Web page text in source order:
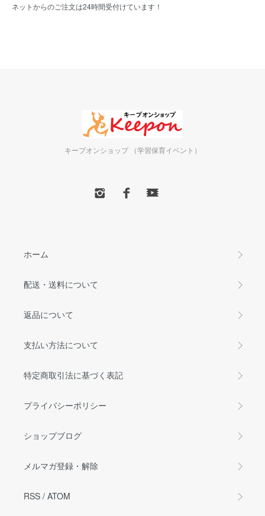
ネットからのご注文は24時間受付けています！
キープオンショップ （学習保育イベント）
ホーム
配送・送料について
返品について
支払い方法について
特定商取引法に基づく表記
プライバシーポリシー
ショップブログ
メルマガ登録・解除
RSS / ATOM